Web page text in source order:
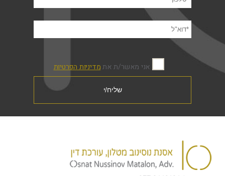
אני מאשר/ת אתמדיניות הפרטיות